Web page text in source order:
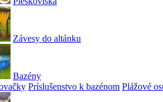
Závesy do altánku
Bazény
Príslušenstvo k bazénom Plážové